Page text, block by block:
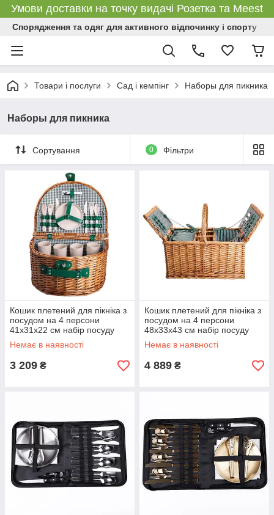
Умови доставки на точку видачі Розетка та Meest
Спорядження та одяг для активного відпочинку і спорту
Товари і послуги Сад і кемпінг Наборы для пикника
Наборы для пикника
Сортування 0 Фільтри
Кошик плетений для пікніка з
посудом на 4 персони
41х31х22 см набір посуду
туристичний для кемпінгу HP-
ZQ-2
Немає в наявності
3 209 ₴
Кошик плетений для пікніка з
посудом на 4 персони
48х33х43 см набір посуду
туристичний для кемпінгу HP-
ZQ-3
Немає в наявності
4 889 ₴